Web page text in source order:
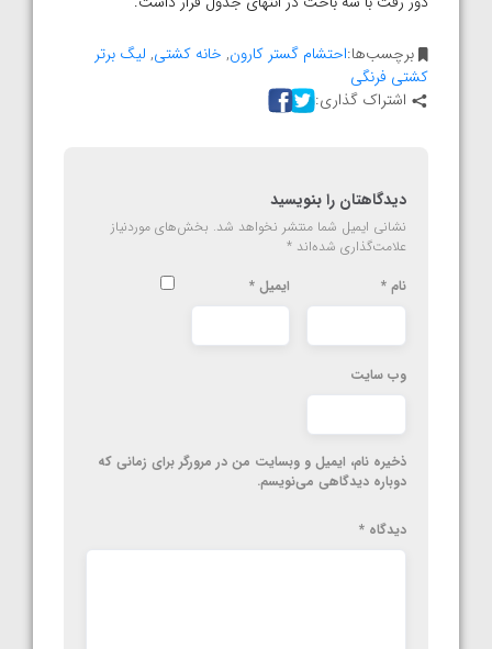
برچسب‌ها:احتشام گستر کارون, خانه کشتی, لیگ برتر
کشتی فرنگی
اشتراک گذاری:
دیدگاهتان را بنویسید
نشانی ایمیل شما منتشر نخواهد شد. بخش‌های موردنیاز
علامت‌گذاری شده‌اند *
نام * ایمیل *
وب‌ سایت
ذخیره نام، ایمیل و وبسایت من در مرورگر برای زمانی که
دوباره دیدگاهی می‌نویسم.
دیدگاه *